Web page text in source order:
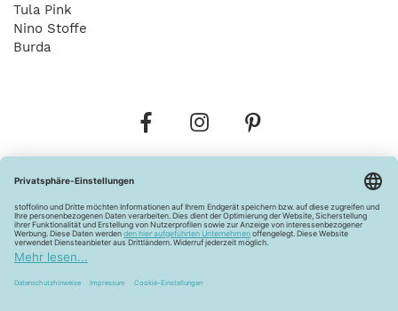
Tula Pink
Nino Stoffe
Burda
Widerrufsbelehrung Vertrag widerrufen
Barrierefreiheitserklärung